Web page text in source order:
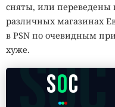
сняты, или переведены
различных магазинах
в PSN по очевидным
хуже.
SOC